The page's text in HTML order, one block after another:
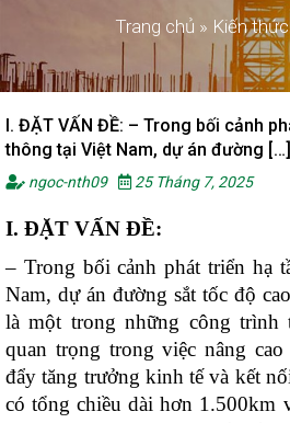
Trang chủ » Kiến
I. ĐẶT VẤN ĐỀ: – Trong bối cảnh
thông tại Việt Nam, dự án đường […]
ngoc-nth09 25 Tháng 7, 2025
I. ĐẶT VẤN ĐỀ:
– Trong bối cảnh phát triển hạ
Nam, dự án đường sắt tốc độ
là một trong những công trình
quan trọng trong việc nâng
đẩy tăng trưởng kinh tế và kết
có tổng chiều dài hơn 1.500km